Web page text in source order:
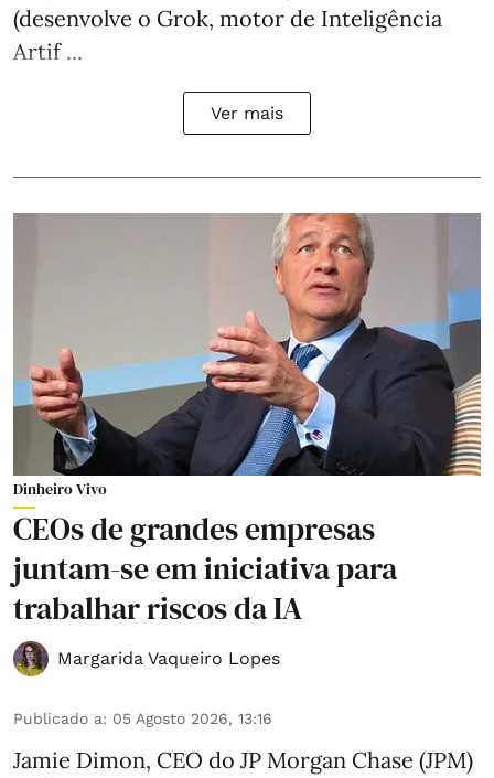
(desenvolve o Grok, motor de Inteligência
Artif ...
Ver mais
Dinheiro Vivo
CEOs de grandes empresas
juntam-se em iniciativa para
trabalhar riscos da IA
Margarida Vaqueiro Lopes
Publicado a: 05 Agosto 2026, 13:16
Jamie Dimon, CEO do JP Morgan Chase (JPM)